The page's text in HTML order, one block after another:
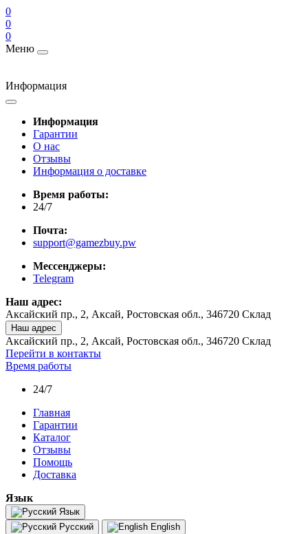
0
0
0
Меню
Информация
Информация
Гарантии
О нас
Отзывы
Информация о доставке
Время работы:
24/7
Почта:
support@gamezbuy.pw
Мессенджеры:
Telegram
Наш адрес:
Аксайский пр., 2, Аксай, Ростовская обл., 346720 Склад
Наш адрес
Аксайский пр., 2, Аксай, Ростовская обл., 346720 Склад
Перейти в контакты
Время работы
24/7
Главная
Гарантии
Каталог
Отзывы
Помощь
Доставка
Язык
Язык
Русский
English